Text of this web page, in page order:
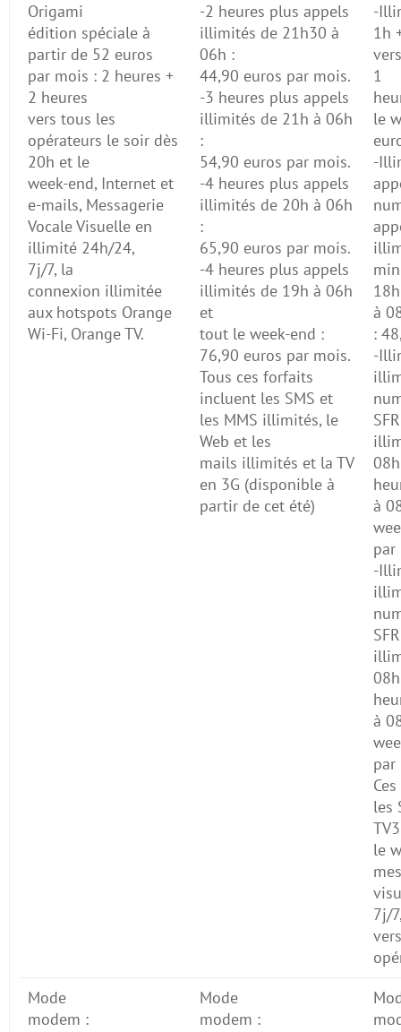
Origami
édition spéciale à
partir de 52 euros
par mois : 2 heures +
2 heures
vers tous les
opérateurs le soir dès
20h et le
week-end, Internet et
e-mails, Messagerie
Vocale Visuelle en
illimité 24h/24,
7j/7, la
connexion illimitée
aux hotspots Orange
Wi-Fi, Orange TV.
-2 heures plus appels
illimités de 21h30 à
06h :
44,90 euros par mois.
-3 heures plus appels
illimités de 21h à 06h
:
54,90 euros par mois.
-4 heures plus appels
illimités de 20h à 06h
:
65,90 euros par mois.
-4 heures plus appels
illimités de 19h à 06h
et
tout le week-end :
76,90 euros par mois.
Tous ces forfaits
incluent les SMS et
les MMS illimités, le
Web et les
mails illimités et la TV
en 3G (disponible à
partir de cet été)
-
1h
1
le
-
18h
à
:
-
à
par
-
à
par
les
le
7j/
Mode
modem :
Mode
modem :